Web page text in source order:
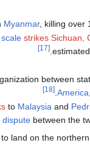
Myanmar, killing over
strikes Sichuan,
[17]
between
America
[18]
to Malaysia and
dispute between the
land on the